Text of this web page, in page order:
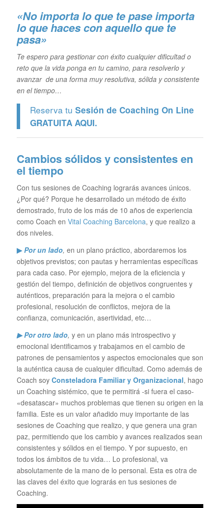
«No importa lo que te pase importa
lo que haces con aquello que te
pasa»
Te espero para gestionar con éxito cualquier dificultad o
reto que la vida ponga en tu camino, para resolverlo y
avanzar de una forma muy resolutiva, sólida y consistente
en el tiempo…
Reserva tu Sesión de Coaching On Line
GRATUITA AQUI.
Cambios sólidos y consistentes en
el tiempo
Con tus sesiones de Coaching lograrás avances únicos.
¿Por qué? Porque he desarrollado un método de éxito
demostrado, fruto de los más de 10 años de experiencia
como Coach en Vital Coaching Barcelona, y que realizo a
dos niveles.
▶Por un lado, en un plano práctico, abordaremos los
objetivos previstos; con pautas y herramientas específicas
para cada caso. Por ejemplo, mejora de la eficiencia y
gestión del tiempo, definición de objetivos congruentes y
auténticos, preparación para la mejora o el cambio
profesional, resolución de conflictos, mejora de la
confianza, comunicación, asertividad, etc…
▶ Por otro lado, y en un plano más introspectivo y
emocional identificamos y trabajamos en el cambio de
patrones de pensamientos y aspectos emocionales que son
la auténtica causa de cualquier dificultad. Como además de
Coach soy Consteladora Familiar y Organizacional, hago
un Coaching sistémico, que te permitirá -si fuera el caso-
«desatascar» muchos problemas que tienen su origen en la
familia. Este es un valor añadido muy importante de las
sesiones de Coaching que realizo, y que genera una gran
paz, permitiendo que los cambio y avances realizados sean
consistentes y sólidos en el tiempo. Y por supuesto, en
todos los ámbitos de tu vida… Lo profesional, va
absolutamente de la mano de lo personal. Esta es otra de
las claves del éxito que lograrás en tus sesiones de
Coaching.